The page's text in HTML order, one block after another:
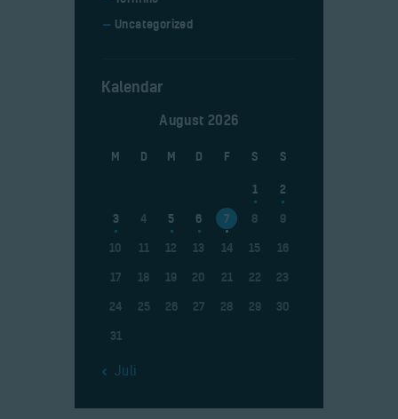
Uncategorized
Kalendar
August 2026
M D M D F S S
1
2
3
4 5 6 7 8
9
10
11 12 13 14 15
16
17
18 19 20 21 22
23
24
25 26 27 28 29
30
31
« Juli